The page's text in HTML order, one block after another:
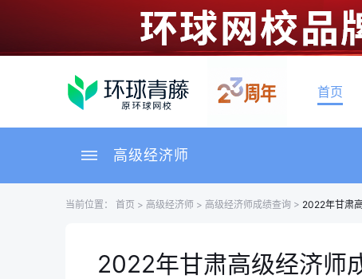
首页
高级经济师
当前位置： 首页 > 高级经济师 > 高级经济师成绩查询 > 2022年甘肃
2022年甘肃高级经济师